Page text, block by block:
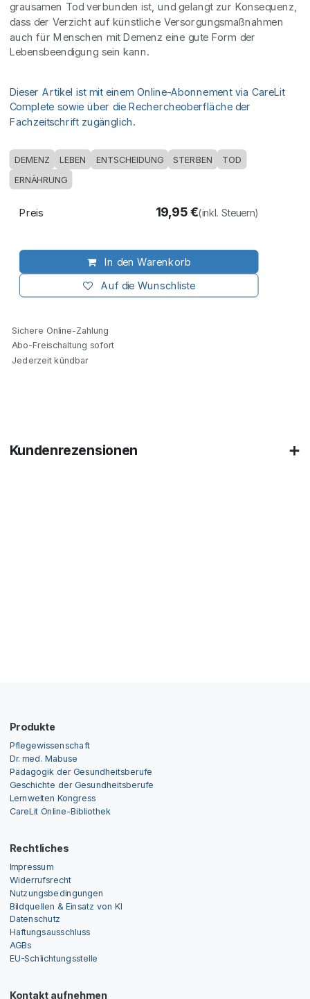
grausamen Tod verbunden ist, und gelangt zur Konsequenz,
dass der Verzicht auf künstliche Versorgungsmaßnahmen
auch für Menschen mit Demenz eine gute Form der
Lebensbeendigung sein kann.
Dieser Artikel ist mit einem Online-Abonnement via CareLit
Complete sowie über die Rechercheoberfläche der
Fachzeitschrift zugänglich.
DEMENZ LEBEN ENTSCHEIDUNG STERBEN TOD
ERNÄHRUNG
In den Warenkorb
Auf die Wunschliste
Preis 19,95€(inkl. Steuern)
Sichere Online-Zahlung
Abo-Freischaltung sofort
Jederzeit kündbar
Kundenrezensionen
Produkte
Pflegewissenschaft
Dr. med. Mabuse
Pädagogik der Gesundheitsberufe
Geschichte der Gesundheitsberufe
Lernwelten Kongress
CareLit Online-Bibliothek
Rechtliches
Impressum
Widerrufsrecht
Nutzungsbedingungen
Bildquellen & Einsatz von KI
Datenschutz
Haftungsausschluss
AGBs
EU-Schlichtungsstelle
Kontakt aufnehmen